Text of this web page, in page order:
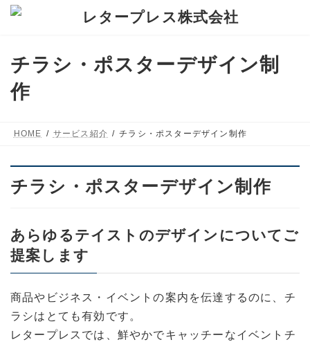
コ
ン
ッ
プ
ナ
ー
移
動
チラシ・ポスターデザイン制
作
HOME サービス紹介 チラシ・ポスターデザイン制作
チラシ・ポスターデザイン制作
あらゆるテイストのデザインについてご
提案します
商品やビジネス・イベントの案内を伝達するのに、チ
ラシはとても有効です。
レタープレスでは、鮮やかでキャッチーなイベントチ